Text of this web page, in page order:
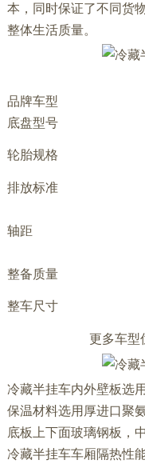
本，同时保证了不同货
整体生活质量。
品牌车型
底盘型号
轮胎规格
排放标准
轴距
整备质量
整车尺寸
更多车型
冷藏半挂车内外壁板选
保温材料选用厚进口聚
底板上下面玻璃钢板，
冷藏半挂车车厢隔热性